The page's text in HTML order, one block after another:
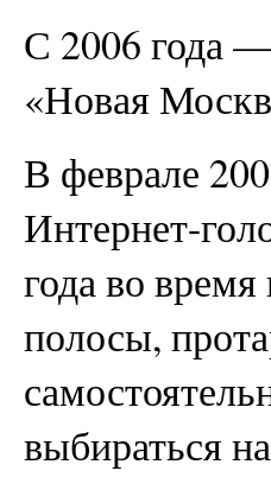
С 2006 года
«Новая
В феврале
Интернет-
года во
полосы,
выбираться